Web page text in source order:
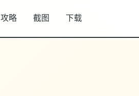
攻略 截图 下载